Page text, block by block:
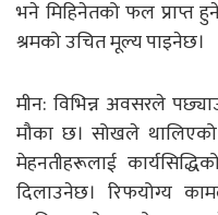
भने मिहिनेतको फल प्राप्त
श्रमको उचित मूल्य पाइनेछ।
मीन: विभिन्न अवसरले
मौका छ। सोखले
मेहनतीहरूलाई
दिलाउनेछ। रिफयोग्य